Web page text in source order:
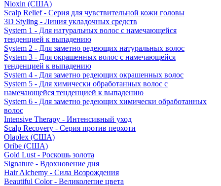
Nioxin (США)
Scalp Relief - Серия для чувствительной кожи головы
3D Styling - Линия укладочных средств
System 1 - Для натуральных волос с намечающейся
тенденцией к выпадению
System 2 - Для заметно редеющих натуральных волос
System 3 - Для окрашенных волос с намечающейся
тенденцией к выпадению
System 4 - Для заметно редеющих окрашенных волос
System 5 - Для химически обработанных волос с
намечающейся тенденцией к выпадению
System 6 - Для заметно редеющих химически обработанных
волос
Intensive Therapy - Интенсивный уход
Scalp Recovery - Серия против перхоти
Olaplex (США)
Oribe (США)
Gold Lust - Роскошь золота
Signature - Вдохновение дня
Hair Alchemy - Сила Возрождения
Beautiful Color - Великолепие цвета